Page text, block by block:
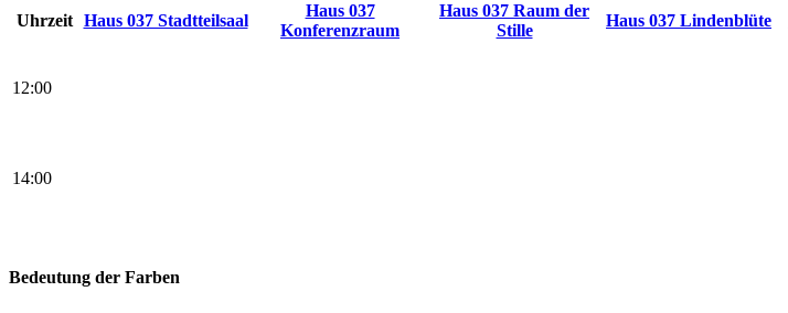
Uhrzeit
Haus 037 Stadtteilsaal
Haus 037
Konferenzraum
Haus 037 Raum der
Stille
Haus 037 Lindenblüte
12:00
14:00
Bedeutung der Farben